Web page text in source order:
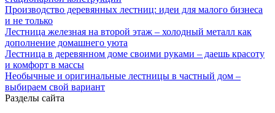
Производство деревянных лестниц: идеи для малого бизнеса
и не только
Лестница железная на второй этаж – холодный металл как
дополнение домашнего уюта
Лестница в деревянном доме своими руками – даешь красоту
и комфорт в массы
Необычные и оригинальные лестницы в частный дом –
выбираем свой вариант
Разделы сайта